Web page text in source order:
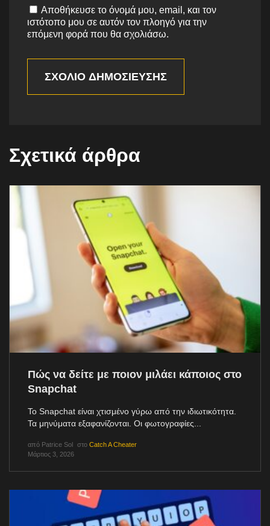
Αποθήκευσε το όνομά μου, email, και τον
ιστότοπο μου σε αυτόν τον πλοηγό για την
επόμενη φορά που θα σχολιάσω.
ΣΧΌΛΙΟ ΔΗΜΟΣΊΕΥΣΗΣ
Σχετικά άρθρα
Πώς να δείτε με ποιον μιλάει κάποιος στο
Snapchat
Το Snapchat είναι χτισμένο γύρω από την ιδιωτικότητα.
Τα μηνύματα εξαφανίζονται. Οι φωτογραφίες...
από Patrice Sol στο Catch A Cheater
Μάρτιος 3, 2026